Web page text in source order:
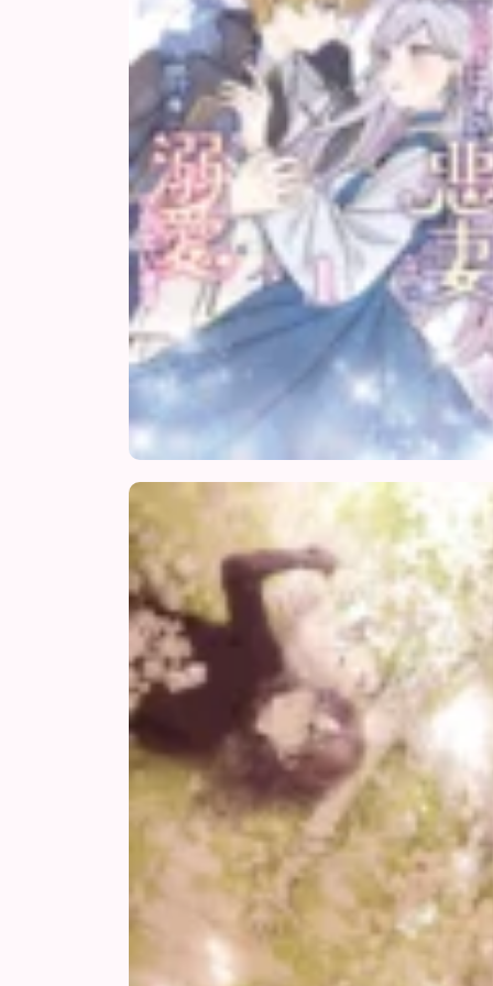
Chap 5
Chap 4
Chap 3
Chap 2
Chap 1